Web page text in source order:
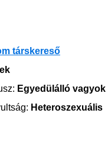
társkereső
Egyedülálló vagyok
Heteroszexuális